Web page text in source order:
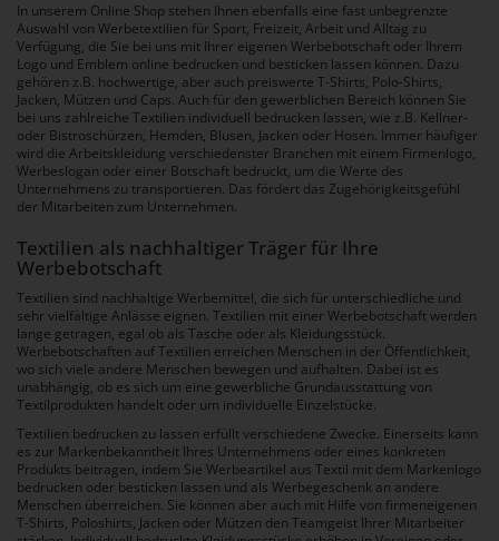
In unserem Online Shop stehen Ihnen ebenfalls eine fast unbegrenzte
Auswahl von Werbetextilien für Sport, Freizeit, Arbeit und Alltag zu
Verfügung, die Sie bei uns mit Ihrer eigenen Werbebotschaft oder Ihrem
Logo und Emblem online bedrucken und besticken lassen können. Dazu
gehören z.B. hochwertige, aber auch preiswerte T-Shirts, Polo-Shirts,
Jacken, Mützen und Caps. Auch für den gewerblichen Bereich können Sie
bei uns zahlreiche Textilien individuell bedrucken lassen, wie z.B. Kellner-
oder Bistroschürzen, Hemden, Blusen, Jacken oder Hosen. Immer häufiger
wird die Arbeitskleidung verschiedenster Branchen mit einem Firmenlogo,
Werbeslogan oder einer Botschaft bedruckt, um die Werte des
Unternehmens zu transportieren. Das fördert das Zugehörigkeitsgefühl
der Mitarbeiten zum Unternehmen.
Textilien als nachhaltiger Träger für Ihre
Werbebotschaft
Textilien sind nachhaltige Werbemittel, die sich für unterschiedliche und
sehr vielfältige Anlässe eignen. Textilien mit einer Werbebotschaft werden
lange getragen, egal ob als Tasche oder als Kleidungsstück.
Werbebotschaften auf Textilien erreichen Menschen in der Öffentlichkeit,
wo sich viele andere Menschen bewegen und aufhalten. Dabei ist es
unabhängig, ob es sich um eine gewerbliche Grundausstattung von
Textilprodukten handelt oder um individuelle Einzelstücke.
Textilien bedrucken zu lassen erfüllt verschiedene Zwecke. Einerseits kann
es zur Markenbekanntheit Ihres Unternehmens oder eines konkreten
Produkts beitragen, indem Sie Werbeartikel aus Textil mit dem Markenlogo
bedrucken oder besticken lassen und als Werbegeschenk an andere
Menschen überreichen. Sie können aber auch mit Hilfe von firmeneigenen
T-Shirts, Poloshirts, Jacken oder Mützen den Teamgeist Ihrer Mitarbeiter